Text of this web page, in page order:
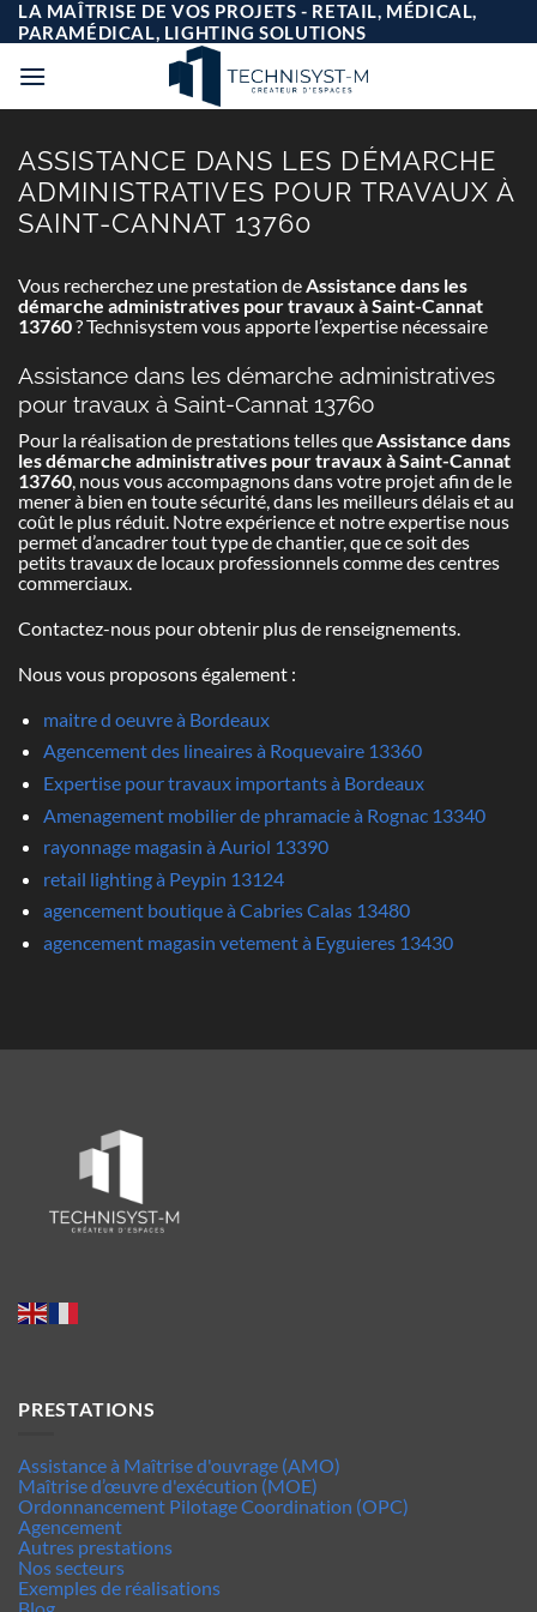
Passer
au
contenu
LA MAÎTRISE DE VOS PROJETS - RETAIL, MÉDICAL,
PARAMÉDICAL, LIGHTING SOLUTIONS
ASSISTANCE DANS LES DÉMARCHE
ADMINISTRATIVES POUR TRAVAUX À
SAINT-CANNAT 13760
Vous recherchez une prestation deAssistance dans les
démarche administratives pour travaux à Saint-Cannat
13760? Technisystem vous apporte l’expertise nécessaire
Assistance dans les démarche administratives
pour travaux à Saint-Cannat 13760
Pour la réalisation de prestations telles queAssistance dans
les démarche administratives pour travaux à Saint-Cannat
13760, nous vous accompagnons dans votre projet afin de le
mener à bien en toute sécurité, dans les meilleurs délais et au
coût le plus réduit. Notre expérience et notre expertise nous
permet d’ancadrer tout type de chantier, que ce soit des
petits travaux de locaux professionnels comme des centres
commerciaux.
Contactez-nous pour obtenir plus de renseignements.
Nous vous proposons également :
maitre d oeuvre à Bordeaux
Agencement des lineaires à Roquevaire 13360
Expertise pour travaux importants à Bordeaux
Amenagement mobilier de phramacie à Rognac 13340
rayonnage magasin à Auriol 13390
retail lighting à Peypin 13124
agencement boutique à Cabries Calas 13480
agencement magasin vetement à Eyguieres 13430
PRESTATIONS
Assistance à Maîtrise d'ouvrage (AMO)
Maîtrise d’œuvre d'exécution (MOE)
Ordonnancement Pilotage Coordination (OPC)
Agencement
Autres prestations
Nos secteurs
Exemples de réalisations